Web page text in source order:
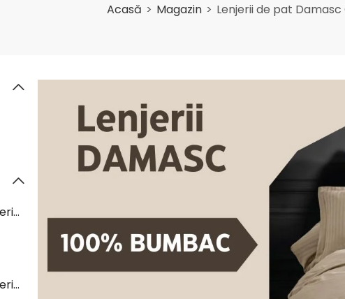
Acasă Magazin Lenjerii de pat Damasc
Fotoliu Bean Bag interior/exterior - Maro
Fotoliu Bean Bag interior/exterior - Mov